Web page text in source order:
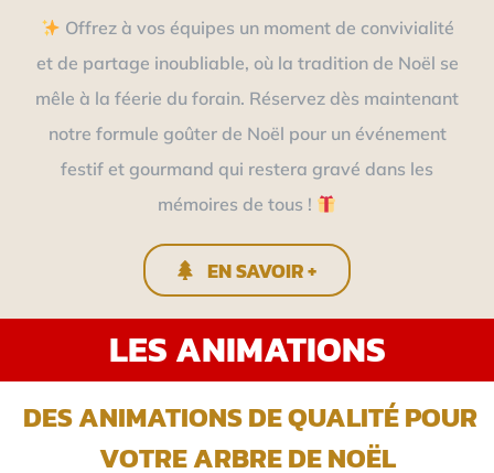
Offrez à vos équipes un moment de convivialité
et de partage inoubliable, où la tradition de Noël se
mêle à la féerie du forain. Réservez dès maintenant
notre formule goûter de Noël pour un événement
festif et gourmand qui restera gravé dans les
mémoires de tous !
EN SAVOIR +
LES ANIMATIONS
DES ANIMATIONS DE QUALITÉ POUR
VOTRE ARBRE DE NOËL